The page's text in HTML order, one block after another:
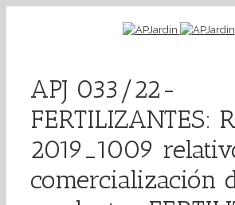
APJ 033/22-
FERTILIZANTES:
2019_1009
comercialización